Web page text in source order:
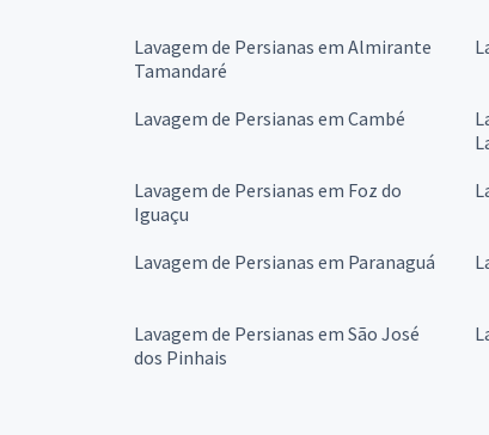
Lavagem de Persianas em Almirante
Tamandaré
Lavagem de Persianas em Cambé
Lavagem de Persianas em Foz do
Iguaçu
Lavagem de Persianas em Paranaguá
Lavagem de Persianas em São José
dos Pinhais